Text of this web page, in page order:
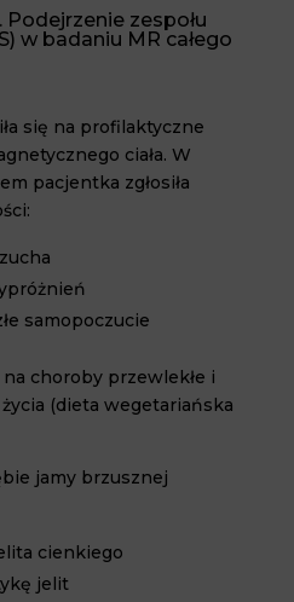
zespołu
w badaniu MR całego
się na profilaktyczne
ciała. W
pacjentka zgłosiła
samopoczucie
choroby przewlekłe i
(dieta wegetariańska
jamy brzusznej
cienkiego
jelit